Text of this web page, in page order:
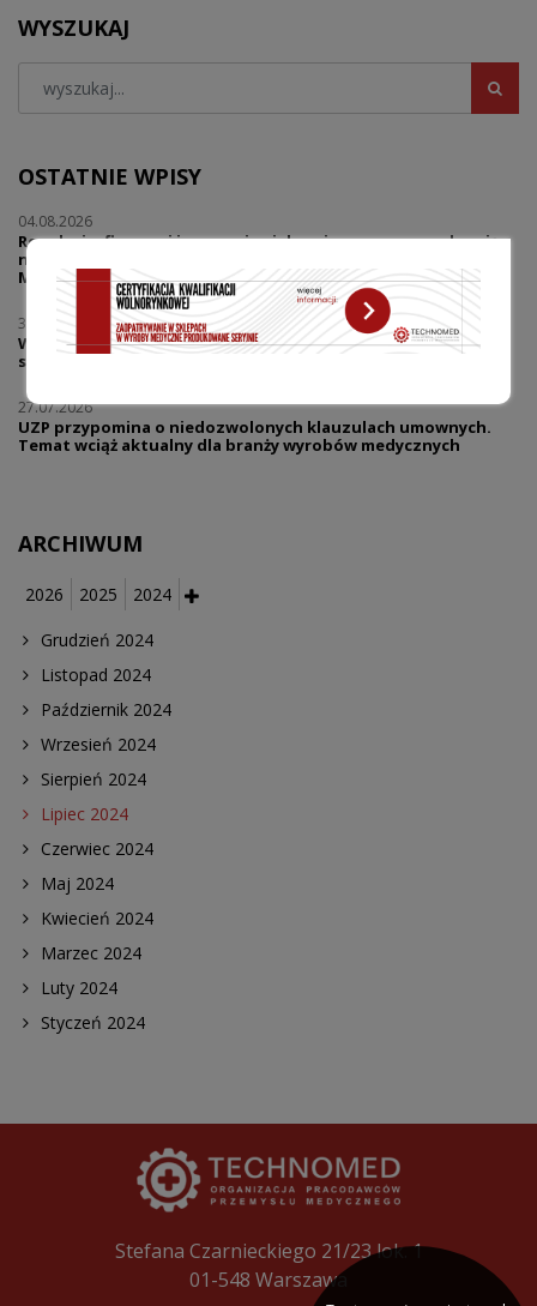
WYSZUKAJ
OSTATNIE WPISY
04.08.2026
Regulacje, finanse i innowacje - jak zmiany prawne wpływają
na dostęp pacjentów do nowych technologii? Wywiad z mec.
Marcinem Pieklakiem
30.07.2026
Warsztaty | Dialog w reklamie - prawo i praktyka | Reklama
sklepów medycznych co wolno, a gdzie zaczyna się ryzyko?
27.07.2026
UZP przypomina o niedozwolonych klauzulach umownych.
Temat wciąż aktualny dla branży wyrobów medycznych
ARCHIWUM
2026 2025 2024
Grudzień 2024
Listopad 2024
Październik 2024
Wrzesień 2024
Sierpień 2024
Lipiec 2024
Czerwiec 2024
Maj 2024
Kwiecień 2024
Marzec 2024
Luty 2024
Styczeń 2024
Stefana Czarnieckiego 21/23 lok. 1
01-548 Warszawa